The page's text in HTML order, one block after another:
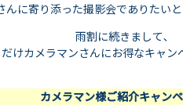
に寄り添った撮影会でありたい
雨割に続きまして､
けカメラマンさんにお得なキャン
カメラマン様ご紹介キャン